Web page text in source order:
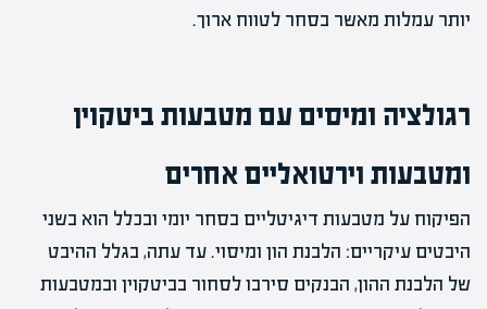
יותר עמלות מאשר בסחר לטווח ארוך.
רגולציה ומיסים עם מטבעות ביטקוין
ומטבעות וירטואליים אחרים
הפיקוח על מטבעות דיגיטליים בסחר יומי ובכלל הוא בשני
היבטים עיקריים: הלבנת הון ומיסוי. עד עתה, בגלל ההיבט
של הלבנת ההון, הבנקים סירבו לסחור בביטקוין ובמטבעות